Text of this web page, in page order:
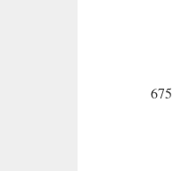
675